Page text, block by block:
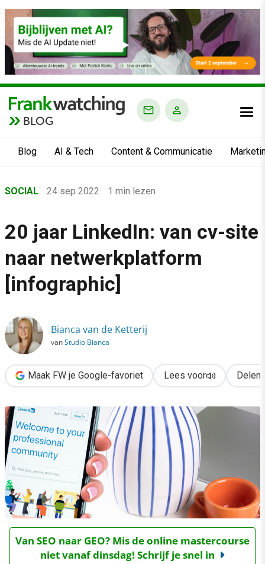
BLOG
Blog AI & Tech Content & Communicatie
›
›
Social
›
20 jaar LinkedIn: van cv-site naar netwerkplatform [infographic]
SOCIAL 24 sep 2022 1 min lezen
20 jaar LinkedIn: van cv-site
naar netwerkplatform
[infographic]
Bianca van de Ketterij
vanStudio Bianca
Maak FW je Google-favoriet Lees voor Delen
Van SEO naar GEO? Mis de online mastercourse
niet vanaf dinsdag! Schrijf je snel in